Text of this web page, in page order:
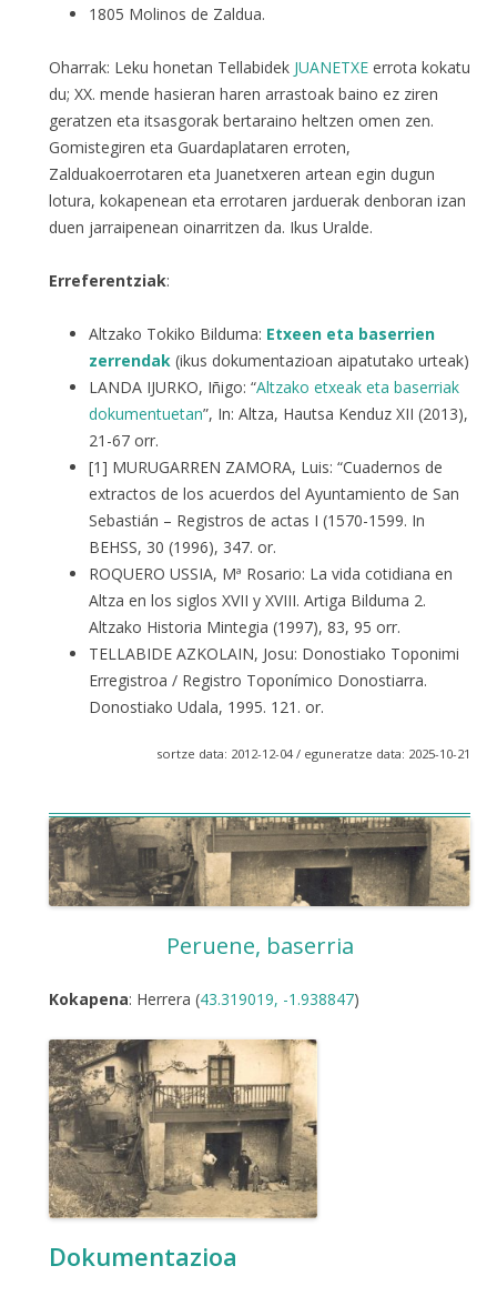
1805 Molinos de Zaldua.
Oharrak: Leku honetan Tellabidek JUANETXE errota kokatu
du; XX. mende hasieran haren arrastoak baino ez ziren
geratzen eta itsasgorak bertaraino heltzen omen zen.
Gomistegiren eta Guardaplataren erroten,
Zalduakoerrotaren eta Juanetxeren artean egin dugun
lotura, kokapenean eta errotaren jarduerak denboran izan
duen jarraipenean oinarritzen da. Ikus Uralde.
Erreferentziak:
Altzako Tokiko Bilduma: Etxeen eta baserrien
zerrendak (ikus dokumentazioan aipatutako urteak)
LANDA IJURKO, Iñigo: “Altzako etxeak eta baserriak
dokumentuetan”, In: Altza, Hautsa Kenduz XII (2013),
21-67 orr.
[1] MURUGARREN ZAMORA, Luis: “Cuadernos de
extractos de los acuerdos del Ayuntamiento de San
Sebastián – Registros de actas I (1570-1599. In
BEHSS, 30 (1996), 347. or.
ROQUERO USSIA, Mª Rosario: La vida cotidiana en
Altza en los siglos XVII y XVIII. Artiga Bilduma 2.
Altzako Historia Mintegia (1997), 83, 95 orr.
TELLABIDE AZKOLAIN, Josu: Donostiako Toponimi
Erregistroa / Registro Toponímico Donostiarra.
Donostiako Udala, 1995. 121. or.
sortze data: 2012-12-04 / eguneratze data: 2025-10-21
Peruene, baserria
Kokapena: Herrera (43.319019, -1.938847)
Dokumentazioa